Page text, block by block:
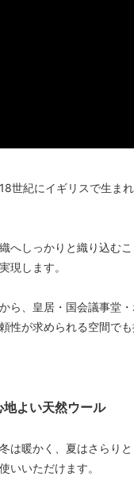
世紀にイギリスで生ま
へしっかりと織り込む
現します。
ら、皇居・国会議事堂
性が求められる空間でも
よい天然ウール
は暖かく、夏はさらり
いいただけます。